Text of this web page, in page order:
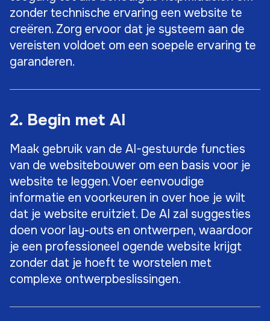
zonder technische ervaring een website te
creëren. Zorg ervoor dat je systeem aan de
vereisten voldoet om een soepele ervaring te
garanderen.
2. Begin met AI
Maak gebruik van de AI-gestuurde functies
van de websitebouwer om een basis voor je
website te leggen. Voer eenvoudige
informatie en voorkeuren in over hoe je wilt
dat je website eruitziet. De AI zal suggesties
doen voor lay-outs en ontwerpen, waardoor
je een professioneel ogende website krijgt
zonder dat je hoeft te worstelen met
complexe ontwerpbeslissingen.